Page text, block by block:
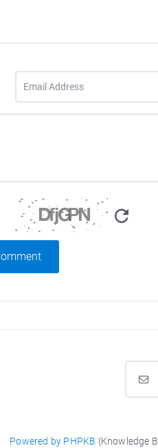
Powered by PHPKB (Knowledge